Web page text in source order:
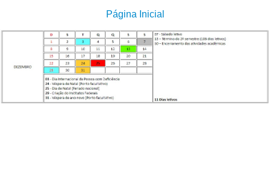
Página Inicial